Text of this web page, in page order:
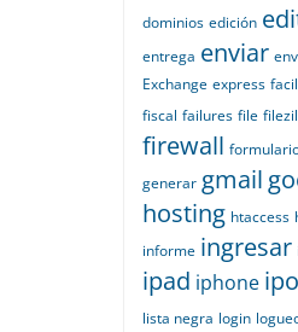
dominios edición
entrega enviar
Exchange express facil
fiscal failures file
firewall
generar gmail
hosting htaccess
informe ingresar
ipad iphone
lista negra login